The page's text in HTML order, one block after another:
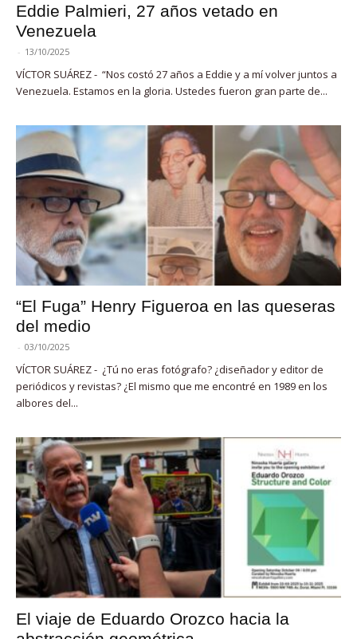
Eddie Palmieri, 27 años vetado en
Venezuela
- 13/10/2025
VÍCTOR SUÁREZ - “Nos costó 27 años a Eddie y a mí volver juntos a
Venezuela. Estamos en la gloria. Ustedes fueron gran parte de...
“El Fuga” Henry Figueroa en las queseras
del medio
- 03/10/2025
VÍCTOR SUÁREZ - ¿Tú no eras fotógrafo? ¿diseñador y editor de
periódicos y revistas? ¿El mismo que me encontré en 1989 en los
albores del...
El viaje de Eduardo Orozco hacia la